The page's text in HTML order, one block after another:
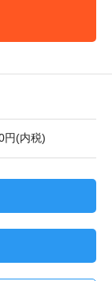
円(内税)